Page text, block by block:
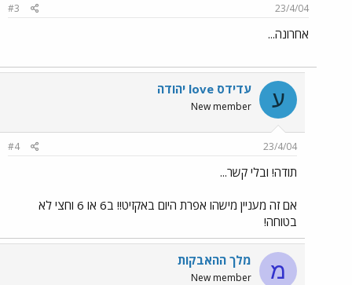
23/4/04
#3
אחרונה...
ע עדידס love יהודה
New member
23/4/04
#4
תודה! ובלי קשר...
אם זה מעניין מישהו אפרת היום באקזיט!! ב6 או 6 וחצי לא
בטוחה!
מ מלך ההאבקות
New member